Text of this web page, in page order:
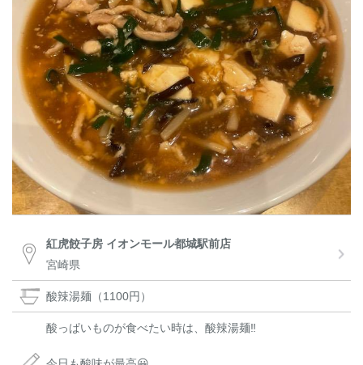
紅虎餃子房 イオンモール都城駅前店
宮崎県
酸辣湯麺（1100円）
酸っぱいものが食べたい時は、酸辣湯麺‼️